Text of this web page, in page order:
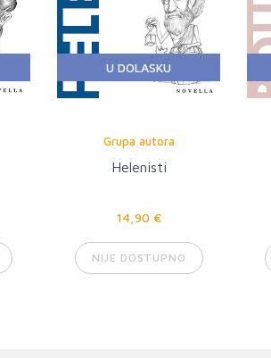
U DOLASKU
Grupa autora
Helenisti
14,90 €
NIJE DOSTUPNO